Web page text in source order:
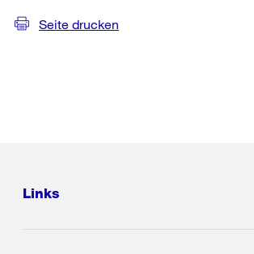
Seite drucken
Links